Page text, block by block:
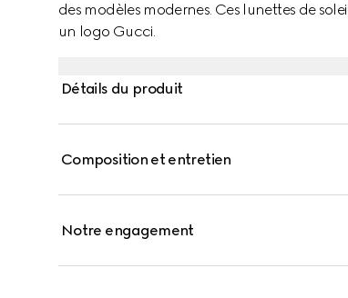
des modèles modernes. Ces lunettes de
un logo Gucci.
Détails du produit
Composition et entretien
Notre engagement